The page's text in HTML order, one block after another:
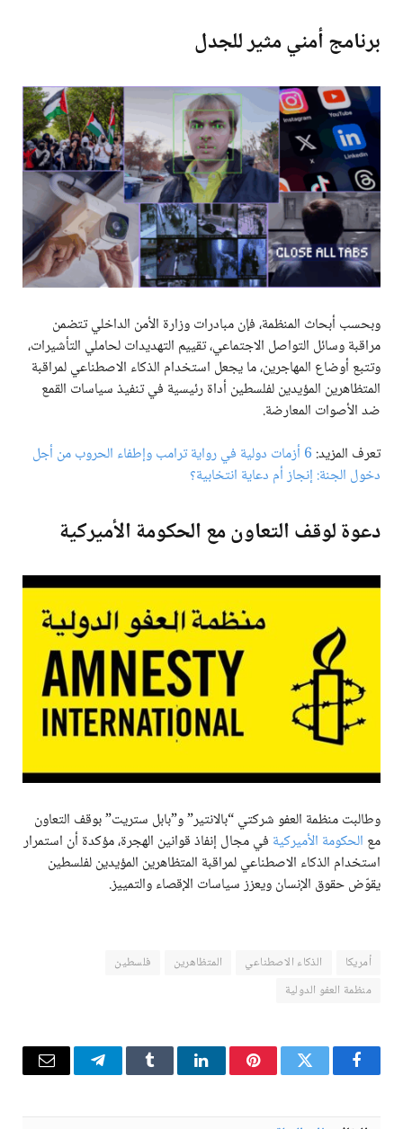
برنامج أمني مثير للجدل
وبحسب أبحاث المنظمة، فإن مبادرات وزارة الأمن الداخلي تتضمن
مراقبة وسائل التواصل الاجتماعي، تقييم التهديدات لحاملي التأشيرات،
وتتبع أوضاع المهاجرين، ما يجعل استخدام الذكاء الاصطناعي لمراقبة
المتظاهرين المؤيدين لفلسطين أداة رئيسية في تنفيذ سياسات القمع
ضد الأصوات المعارضة.
تعرف المزيد:
6 أزمات دولية في رواية ترامب وإطفاء الحروب من أجل
دخول الجنة: إنجاز أم دعاية انتخابية؟
دعوة لوقف التعاون مع الحكومة الأميركية
وطالبت منظمة العفو شركتي “بالانتير” و”بابل ستريت” بوقف التعاون
مع الحكومة الأميركية في مجال إنفاذ قوانين الهجرة، مؤكدة أن استمرار
استخدام الذكاء الاصطناعي لمراقبة المتظاهرين المؤيدين لفلسطين
يقوّض حقوق الإنسان ويعزز سياسات الإقصاء والتمييز.
أمريكا الذكاء الاصطناعي المتظاهرين
فلسطين
منظمة العفو الدولية
فيسبوكتويتر بينتيريستلينكدإن Tumblr تيلقرام البريد